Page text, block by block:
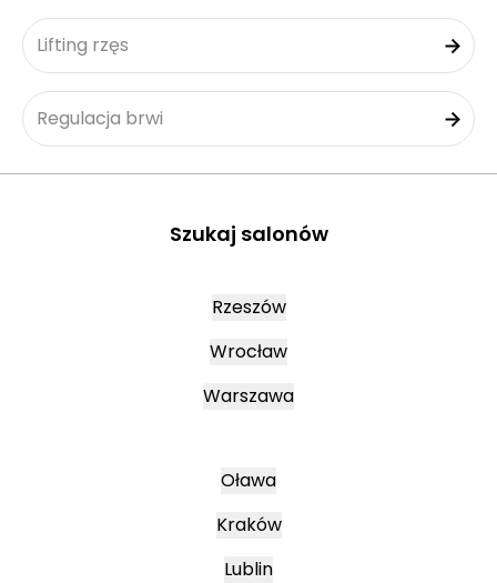
Lifting rzęs
Regulacja brwi
Szukaj salonów
Rzeszów
Wrocław
Warszawa
Oława
Kraków
Lublin